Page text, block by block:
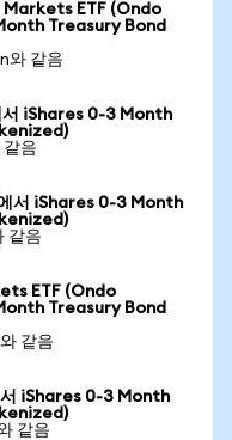
ETF (Ondo
Treasury Bond
와 같음
iShares 0-3 Month
같음
서 iShares 0-3 Month
같음
ETF (Ondo
Treasury Bond
같음
iShares 0-3 Month
같음